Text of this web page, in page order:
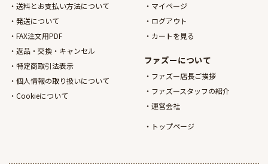
送料とお支払い方法について
発送について
FAX注文用PDF
返品・交換・キャンセル
特定商取引法表示
個人情報の取り扱いについて
Cookieについて
マイページ
ログアウト
カートを見る
ファズーについて
ファズー店長ご挨拶
ファズースタッフの紹介
運営会社
トップページ